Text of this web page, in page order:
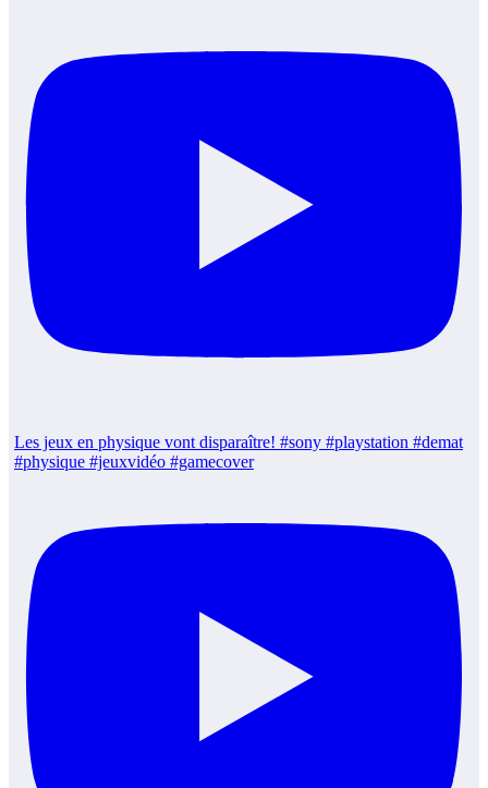
Les jeux en physique vont disparaître! #sony #playstation #demat
#physique #jeuxvidéo #gamecover